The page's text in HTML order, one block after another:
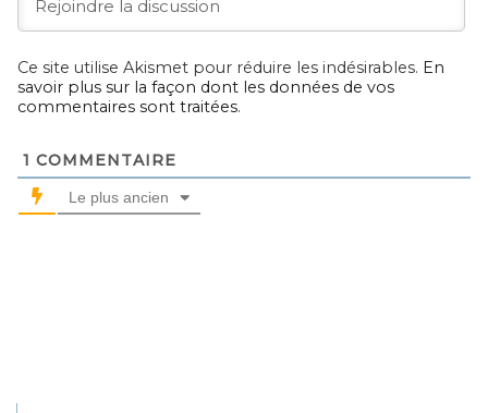
Ce site utilise Akismet pour réduire les indésirables. En
savoir plus sur la façon dont les données de vos
commentaires sont traitées.
1 COMMENTAIRE
Le plus ancien